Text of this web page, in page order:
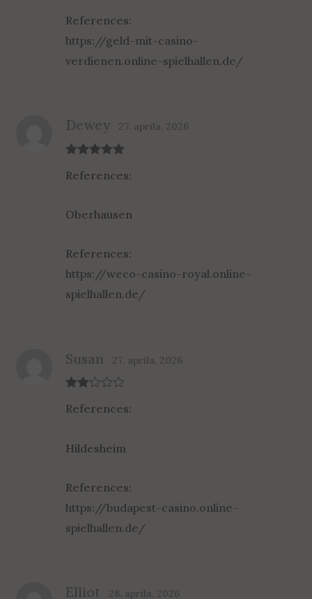
References:
https://geld-mit-casino-
verdienen.online-spielhallen.de/
of 5
Dewey 27. aprila, 2026
References:
Oberhausen
References:
https://weco-casino-royal.online-
spielhallen.de/
d2
Susan 27. aprila, 2026
References:
Hildesheim
References:
https://budapest-casino.online-
spielhallen.de/
Elliot 28. aprila, 2026